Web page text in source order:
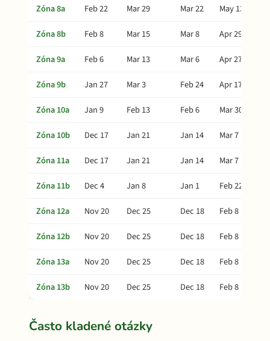
Zóna 8a Feb 22 Mar 29 Mar 22
May 13
Zóna 8b
Feb 8 Mar 15 Mar 8
Apr 29
Zóna 9a
Feb 6 Mar 13 Mar 6
Apr 27
Zóna 9b
Jan 27 Mar 3 Feb 24
Apr 17
Zóna 10a
Jan 9 Feb 13 Feb 6
Mar 30
Zóna 10b
Dec 17 Jan 21 Jan 14
Mar 7
Zóna 11a
Dec 17 Jan 21 Jan 14
Mar 7
Zóna 11b
Dec 4 Jan 8 Jan 1
Feb 22
Zóna 12a
Nov 20 Dec 25 Dec 18
Feb 8
Zóna 12b
Nov 20 Dec 25 Dec 18
Feb 8
Zóna 13a
Nov 20 Dec 25 Dec 18
Feb 8
Zóna 13b
Nov 20 Dec 25 Dec 18 Feb 8
Často kladené otázky